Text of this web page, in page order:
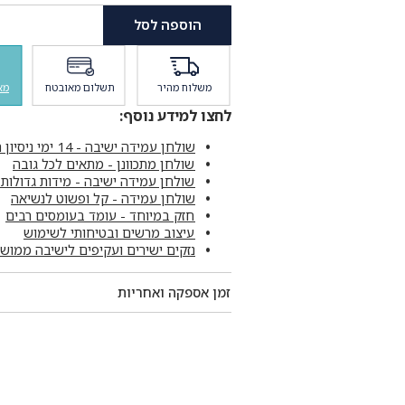
הוספה לסל
משלוח מהיר תשלום מאובטח
לחצו למידע נוסף:
שולחן עמידה ישיבה - 14 ימי ניסיון חינם !
שולחן מתכוונן - מתאים לכל גובה
שולחן עמידה ישיבה - מידות
שולחן עמידה - קל ופשוט לנשיאה
חזק במיוחד - עומד בעומסים רבים
עיצוב מרשים ובטיחותי לשימוש
נזקים ישירים ועקיפים לישיבה
זמן אספקה ואחריות